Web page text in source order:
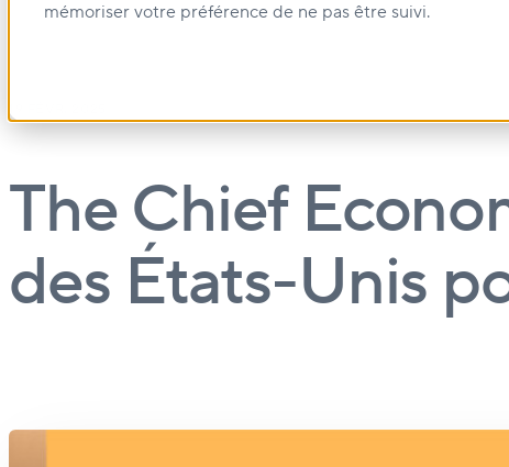
mémoriser votre préférence de ne pas être suivi.
The Chief
des États-Unis